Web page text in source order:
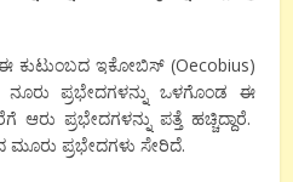
ಕುಟುಂಬದ ಇಕೋಬಿಸ್ (Oecobius)
ಪ್ರಭೇದಗಳನ್ನು ಒಳಗೊಂಡ ಈ
ಆರು ಪ್ರಭೇದಗಳನ್ನು ಪತ್ತೆ ಹಚ್ಚಿದ್ದಾರೆ.
ಪ್ರಭೇದಗಳು ಸೇರಿದೆ.